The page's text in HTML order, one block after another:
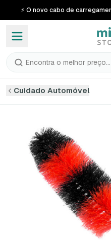
⚡ O novo cabo de
Encontra o melhor preço...
Cuidado Automóvel